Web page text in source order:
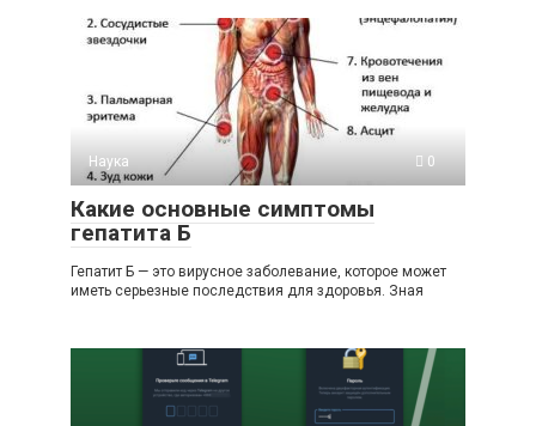
Наука 0
Какие основные симптомы
гепатита Б
Гепатит Б — это вирусное заболевание, которое может
иметь серьезные последствия для здоровья. Зная